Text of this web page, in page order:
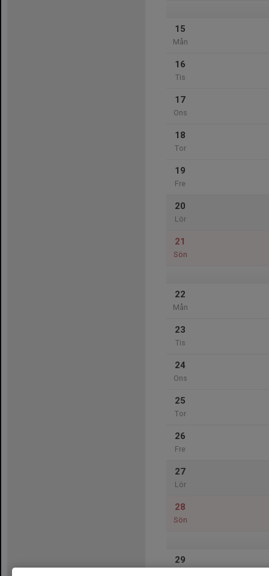
15
Mån
16
Tis
17
Ons
18
Tor
19
Fre
20
Lör
21
Sön
22
Mån
23
Tis
24
Ons
25
Tor
26
Fre
27
Lör
28
Sön
29